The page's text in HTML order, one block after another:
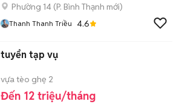
Phường 14 (P. Bình Thạnh mới)
Thanh Thanh Triều 4.6
tuyển tạp vụ
vựa tèo ghẹ 2
Đến 12 triệu/tháng